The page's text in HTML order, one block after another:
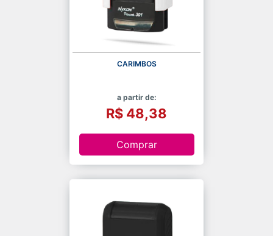
CARIMBOS
a partir de:
R$ 48,38
Comprar